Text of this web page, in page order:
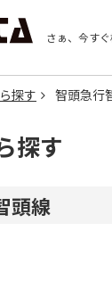
さぁ、今すぐ
探す 智頭急行
探す
頭線